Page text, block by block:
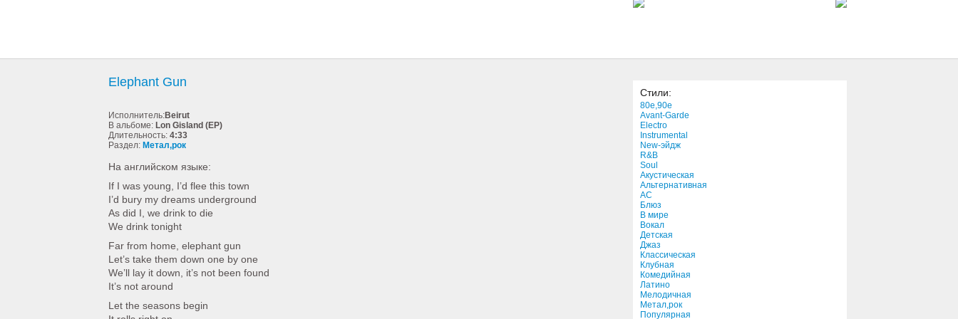
Hellwaves Took It To
Elephant Gun
Исполнитель:Beirut
В альбоме: Lon Gisland (EP)
Длительность: 4:33
Раздел: Метал,рок
На английском языке:
If I was young, I’d flee this town
I’d bury my dreams underground
As did I, we drink to die
We drink tonight
Far from home, elephant gun
Let’s take them down one by one
We’ll lay it down, it’s not been found
It’s not around
Let the seasons begin
Стили:
80e,90e
Avant-Garde
Electro
Instrumental
New-эйдж
R&B
Soul
Акустическая
Альтернативная
АС
Блюз
В мире
Вокал
Детская
Джаз
Классическая
Клубная
Комедийная
Латино
Мелодичная
Метал,рок
Популярная